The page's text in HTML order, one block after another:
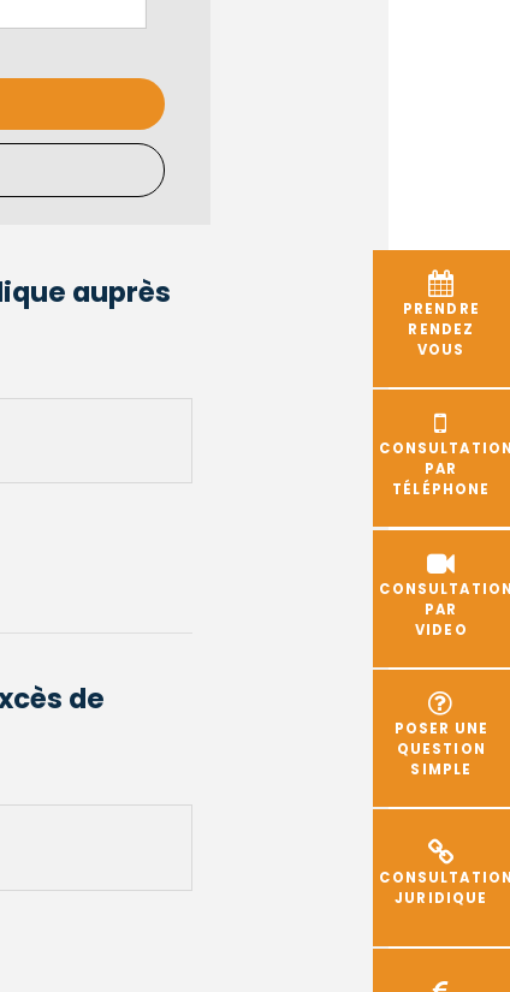
PRENDRE
RENDEZ
VOUS
PAR
TÉLÉPHONE
PAR
VIDEO
POSER UNE
QUESTION
SIMPLE
JURIDIQUE
auprès
de